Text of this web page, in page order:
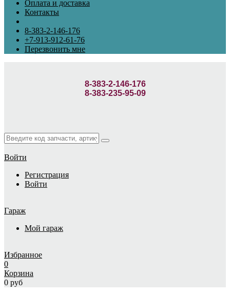
Оплата и доставка
Контакты
8-383-2-146-176
+7-913-912-61-76
Перезвонить мне
8-383-2-146-176
8-383-235-95-09
Войти
Регистрация
Войти
Гараж
Мой гараж
Избранное
0
Корзина
0 руб